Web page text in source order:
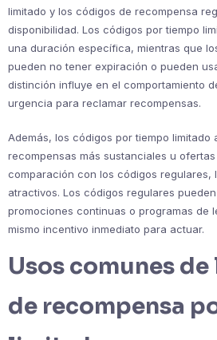
limitado y los códigos de recompensa
disponibilidad. Los códigos por tiempo
una duración específica, mientras que
pueden no tener expiración o pueden
distinción influye en el comportamiento
urgencia para reclamar recompensas.
Además, los códigos por tiempo limitado
recompensas más sustanciales u
comparación con los códigos regulares,
atractivos. Los códigos regulares
promociones continuas o programas de
mismo incentivo inmediato para actuar.
Usos comunes
de recompensa